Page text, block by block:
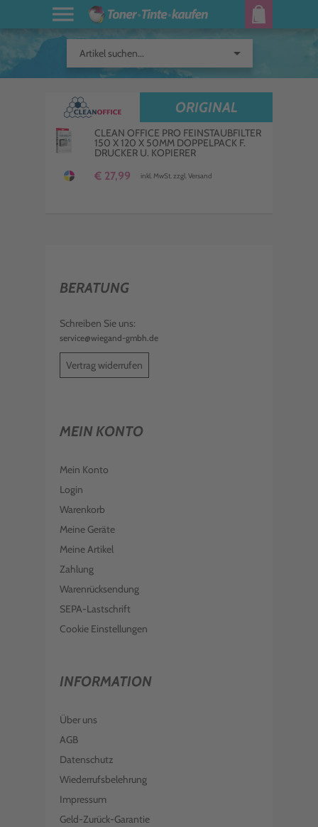
Artikel suchen... arrow_drop_down
ORIGINAL
CLEAN OFFICE PRO FEINSTAUBFILTER
150 X 120 X 50MM DOPPELPACK F.
DRUCKER U. KOPIERER
€ 27,99 inkl. MwSt. zzgl. Versand
BERATUNG
Schreiben Sie uns:
service@wiegand-gmbh.de
Vertrag widerrufen
MEIN KONTO
Mein Konto
Login
Warenkorb
Meine Geräte
Meine Artikel
Zahlung
Warenrücksendung
SEPA-Lastschrift
Cookie Einstellungen
INFORMATION
Über uns
AGB
Datenschutz
Wiederrufsbelehrung
Impressum
Geld-Zurück-Garantie